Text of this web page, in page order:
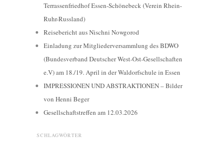
Terrassenfriedhof Essen-Schönebeck (Verein Rhein-
Ruhr-Russland)
Reisebericht aus Nischni Nowgorod
Einladung zur Mitgliederversammlung des BDWO
(Bundesverband Deutscher West-Ost-Gesellschaften
e.V) am 18./19. April in der Waldorfschule in Essen
IMPRESSIONEN UND ABSTRAKTIONEN – Bilder
von Henni Beger
Gesellschaftstreffen am 12.03.2026
SCHLAGWÖRTER